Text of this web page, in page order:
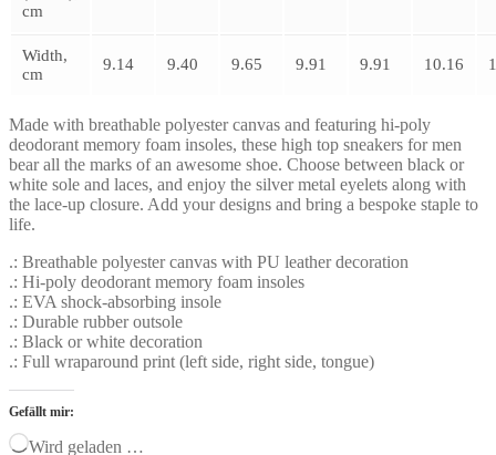
cm
Width,
cm
9.14 9.40 9.65 9.91 9.91 10.16
Made with breathable polyester canvas and featuring hi-poly
deodorant memory foam insoles, these high top sneakers for men
bear all the marks of an awesome shoe. Choose between black or
white sole and laces, and enjoy the silver metal eyelets along with
the lace-up closure. Add your designs and bring a bespoke staple to
life.
.: Breathable polyester canvas with PU leather decoration
.: Hi-poly deodorant memory foam insoles
.: EVA shock-absorbing insole
.: Durable rubber outsole
.: Black or white decoration
.: Full wraparound print (left side, right side, tongue)
Gefällt mir:
Wird geladen …